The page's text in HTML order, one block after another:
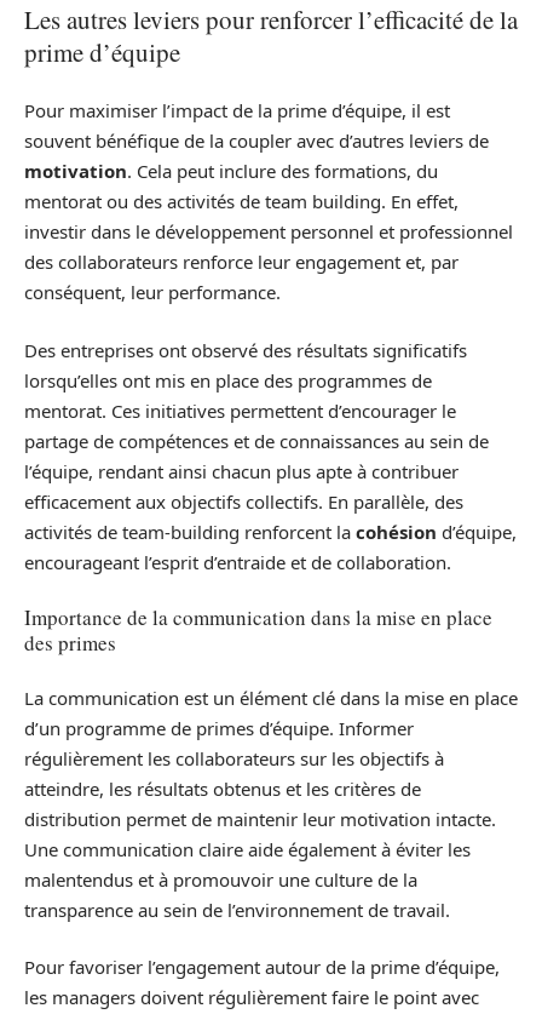
Les autres leviers pour renforcer l’efficacité de la
prime d’équipe
Pour maximiser l’impact de la prime d’équipe, il est
souvent bénéfique de la coupler avec d’autres leviers de
motivation. Cela peut inclure des formations, du
mentorat ou des activités de team building. En effet,
investir dans le développement personnel et professionnel
des collaborateurs renforce leur engagement et, par
conséquent, leur performance.
Des entreprises ont observé des résultats significatifs
lorsqu’elles ont mis en place des programmes de
mentorat. Ces initiatives permettent d’encourager le
partage de compétences et de connaissances au sein de
l’équipe, rendant ainsi chacun plus apte à contribuer
efficacement aux objectifs collectifs. En parallèle, des
activités de team-building renforcent la cohésion d’équipe,
encourageant l’esprit d’entraide et de collaboration.
Importance de la communication dans la mise en place
des primes
La communication est un élément clé dans la mise en place
d’un programme de primes d’équipe. Informer
régulièrement les collaborateurs sur les objectifs à
atteindre, les résultats obtenus et les critères de
distribution permet de maintenir leur motivation intacte.
Une communication claire aide également à éviter les
malentendus et à promouvoir une culture de la
transparence au sein de l’environnement de travail.
Pour favoriser l’engagement autour de la prime d’équipe,
les managers doivent régulièrement faire le point avec